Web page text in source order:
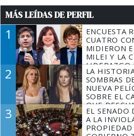
MÁS LEÍDAS DE PERFIL
1
ENCUESTA
CUATRO
MIDIERON
MILEI Y LA
LIDERAZGO
2
LA
SOMBRAS
NUEVA
SOBRE EL
QUE
MARIDO
3
EL SENADO
A LA